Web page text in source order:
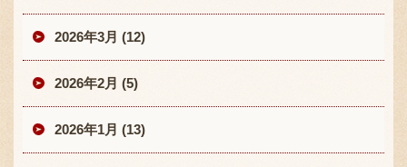
2026年3月 (12)
2026年2月 (5)
2026年1月 (13)